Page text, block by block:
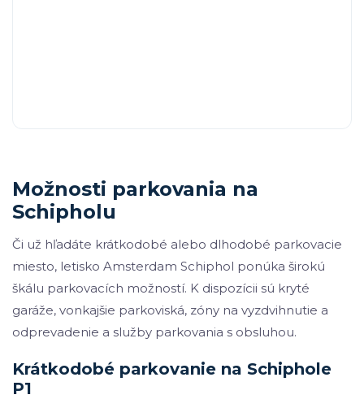
Možnosti parkovania na
Schipholu
Či už hľadáte krátkodobé alebo dlhodobé parkovacie
miesto, letisko Amsterdam Schiphol ponúka širokú
škálu parkovacích možností. K dispozícii sú kryté
garáže, vonkajšie parkoviská, zóny na vyzdvihnutie a
odprevadenie a služby parkovania s obsluhou.
Krátkodobé parkovanie na Schiphole
P1